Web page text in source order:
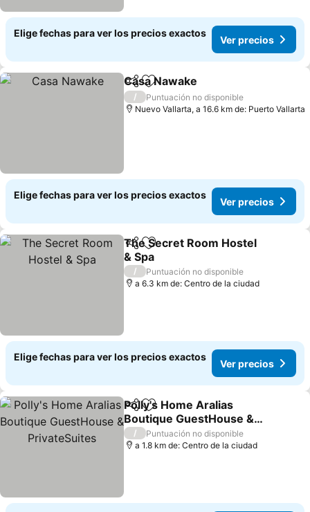
Elige fechas para ver los precios exactos
Ver precios
CompartirAgregar a favoritos
Casa Nawake
/
Puntuación no disponible
Nuevo Vallarta, a 16.6 km de: Puerto Vallarta
Elige fechas para ver los precios exactos
Ver precios
CompartirAgregar a favoritos
The Secret Room Hostel
& Spa
Ver precios
/
Puntuación no disponible
a 6.3 km de: Centro de la ciudad
Elige fechas para ver los precios exactos
Ver precios
CompartirAgregar a favoritos
Polly's Home Aralias
Boutique GuestHouse &
PrivateSuites
Ver precios
/
Puntuación no disponible
a 1.8 km de: Centro de la ciudad